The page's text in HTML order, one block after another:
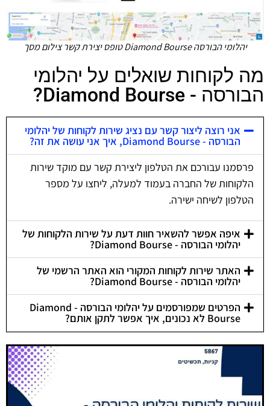
יהלומי הבורסה Diamond Bourse טופס יצירת קשר צילום מסך
מה לקוחות שואלים על יהלומי
הבורסה - Diamond Bourse?
אני רוצה ליצור קשר עם נציג שירות לקוחות של יהלומי
הבורסה - Diamond Bourse, איך אני עושה את זה?
פרסמנו עבורכם את הטלפון ליצירת קשר עם מוקד שירות
הלקוחות של החברה בעמוד למעלה, ליחצו על מספר
הטלפון לשיחה ישירה.
איפה אפשר להשאיר חוות דעת על שירות הלקוחות של
יהלומי הבורסה - Diamond Bourse?
האתר שירות לקוחות המקורי הוא האתר הרשמי של
יהלומי הבורסה - Diamond Bourse?
הפרטים שמפורסמים על יהלומי הבורסה - Diamond
Bourse לא נכונים, איך אפשר לתקן אותם?